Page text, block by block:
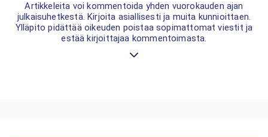
Artikkeleita voi kommentoida yhden vuorokauden ajan
julkaisuhetkestä. Kirjoita asiallisesti ja muita kunnioittaen.
Ylläpito pidättää oikeuden poistaa sopimattomat viestit ja
estää kirjoittajaa kommentoimasta.